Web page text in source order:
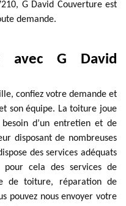
G David Couverture est
demande.
avec G David
confiez votre demande et
son équipe. La toiture joue
d’un entretien et de
disposant de nombreuses
des services adéquats
pour cela des services de
de toiture, réparation de
pouvez nous envoyer votre